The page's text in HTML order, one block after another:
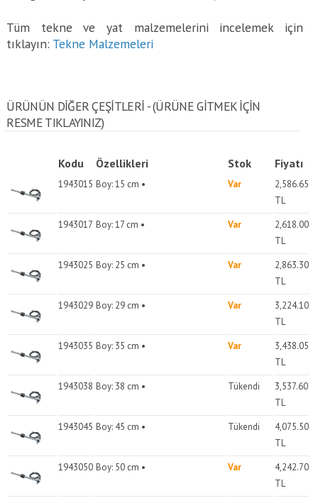
Tüm tekne ve yat malzemelerini incelemek için
tıklayın: Tekne Malzemeleri
ÜRÜNÜN DİĞER ÇEŞİTLERİ - (ÜRÜNE GITMEK IÇIN
RESME TIKLAYINIZ)
Kodu Özellikleri Stok Fiyatı
1943015 Boy: 15 cm • Var
2,586.65
TL
1943017 Boy: 17 cm • Var
2,618.00
TL
1943025 Boy: 25 cm • Var
2,863.30
TL
1943029 Boy: 29 cm • Var
3,224.10
TL
1943035 Boy: 35 cm • Var
3,438.05
TL
1943038 Boy: 38 cm • Tükendi
3,537.60
TL
1943045 Boy: 45 cm • Tükendi
4,075.50
TL
1943050 Boy: 50 cm • Var
4,242.70
TL